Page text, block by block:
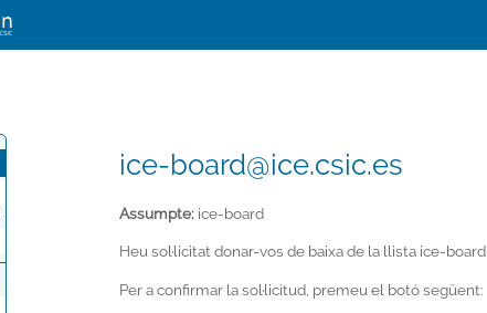
ice-board@ice.csic.es
Assumpte: ice-board
Heu sol·licitat donar-vos de baixa de la llista ice-board
Per a confirmar la sol·licitud, premeu el botó següent: